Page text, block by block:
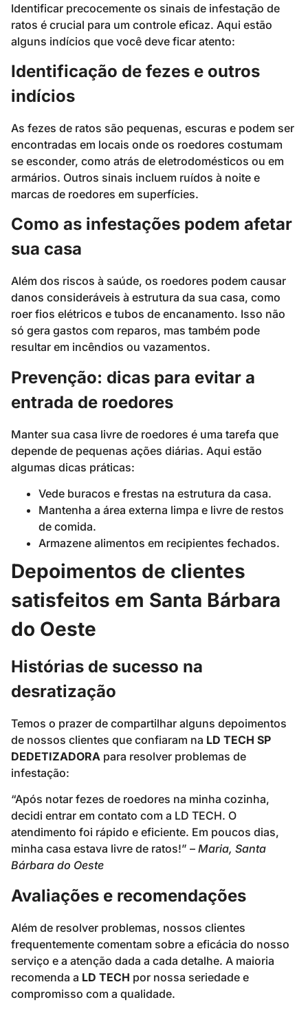
Identificar precocemente os sinais de infestação de
ratos é crucial para um controle eficaz. Aqui estão
alguns indícios que você deve ficar atento:
Identificação de fezes e outros
indícios
As fezes de ratos são pequenas, escuras e podem ser
encontradas em locais onde os roedores costumam
se esconder, como atrás de eletrodomésticos ou em
armários. Outros sinais incluem ruídos à noite e
marcas de roedores em superfícies.
Como as infestações podem afetar
sua casa
Além dos riscos à saúde, os roedores podem causar
danos consideráveis à estrutura da sua casa, como
roer fios elétricos e tubos de encanamento. Isso não
só gera gastos com reparos, mas também pode
resultar em incêndios ou vazamentos.
Prevenção: dicas para evitar a
entrada de roedores
Manter sua casa livre de roedores é uma tarefa que
depende de pequenas ações diárias. Aqui estão
algumas dicas práticas:
Vede buracos e frestas na estrutura da casa.
Mantenha a área externa limpa e livre de restos
de comida.
Armazene alimentos em recipientes fechados.
Depoimentos de clientes
satisfeitos em Santa Bárbara
do Oeste
Histórias de sucesso na
desratização
Temos o prazer de compartilhar alguns depoimentos
de nossos clientes que confiaram na LD TECH SP
DEDETIZADORA para resolver problemas de
infestação:
“Após notar fezes de roedores na minha cozinha,
decidi entrar em contato com a LD TECH. O
atendimento foi rápido e eficiente. Em poucos dias,
minha casa estava livre de ratos!” – Maria, Santa
Bárbara do Oeste
Avaliações e recomendações
Além de resolver problemas, nossos clientes
frequentemente comentam sobre a eficácia do nosso
serviço e a atenção dada a cada detalhe. A maioria
recomenda a LD TECH por nossa seriedade e
compromisso com a qualidade.